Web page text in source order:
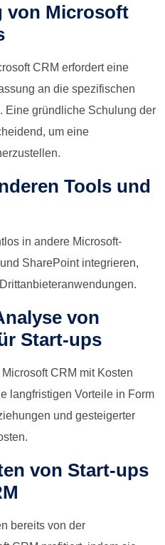
von Microsoft
CRM erfordert eine
an die spezifischen
Eine gründliche Schulung der
um eine
Tools und
in andere Microsoft-
SharePoint integrieren,
von
Start-ups
CRM mit Kosten
langfristigen Vorteile in Form
und gesteigerter
von Start-ups
bereits von der